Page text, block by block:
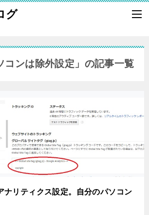
グ
コンは除外設定」の記事一覧
リティクス設定。自分のパソコン